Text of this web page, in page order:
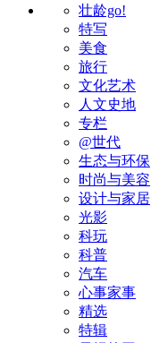
壮龄go!
特写
美食
旅行
文化艺术
人文史地
专栏
@世代
生态与环保
时尚与美容
设计与家居
光影
科玩
科普
汽车
心事家事
精选
特辑